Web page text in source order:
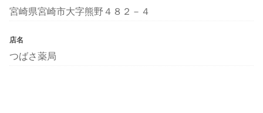
宮崎県宮崎市大字熊野４８２－４
店名
つばさ薬局